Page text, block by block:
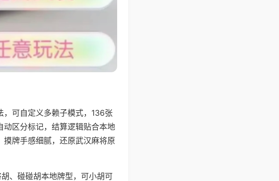
，可自定义多赖子模式，136张
区分标记，结算逻辑贴合本地
牌手感细腻，还原武汉麻将原
、碰碰胡本地牌型，可小胡可